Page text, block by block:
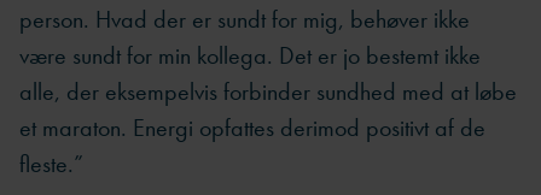
person. Hvad der er sundt for mig, behøver ikke
være sundt for min kollega. Det er jo bestemt ikke
alle, der eksempelvis forbinder sundhed med at løbe
et maraton. Energi opfattes derimod positivt af de
fleste.”